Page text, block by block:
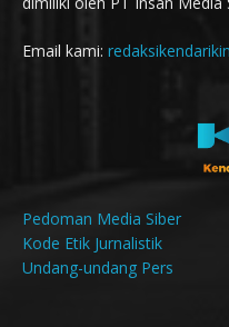
Email kami:
Pedoman Media Siber
Kode Etik Jurnalistik
Undang-undang Pers